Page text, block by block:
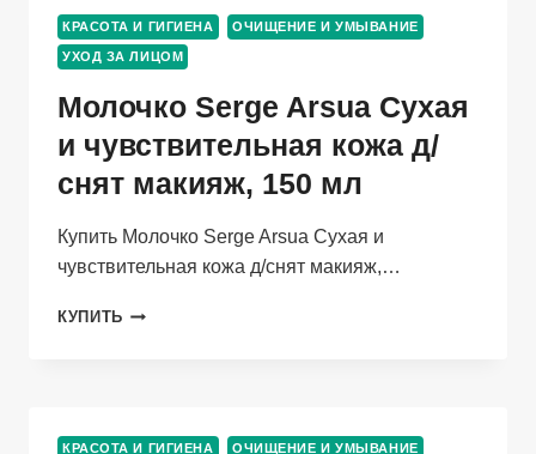
ЖИРН
КОЖИ,
150
КРАСОТА И ГИГИЕНА ОЧИЩЕНИЕ И УМЫВАНИЕ
УХОД ЗА ЛИЦОМ
Молочко Serge Arsua Сухая
и чувствительная кожа д/
снят макияж, 150 мл
Купить Молочко Serge Arsua Сухая и
чувствительная кожа д/снят макияж,…
КУПИТЬ МОЛОЧКО
ЧУВСТВИТЕЛЬНАЯ
КРАСОТА И ГИГИЕНА ОЧИЩЕНИЕ И УМЫВАНИЕ